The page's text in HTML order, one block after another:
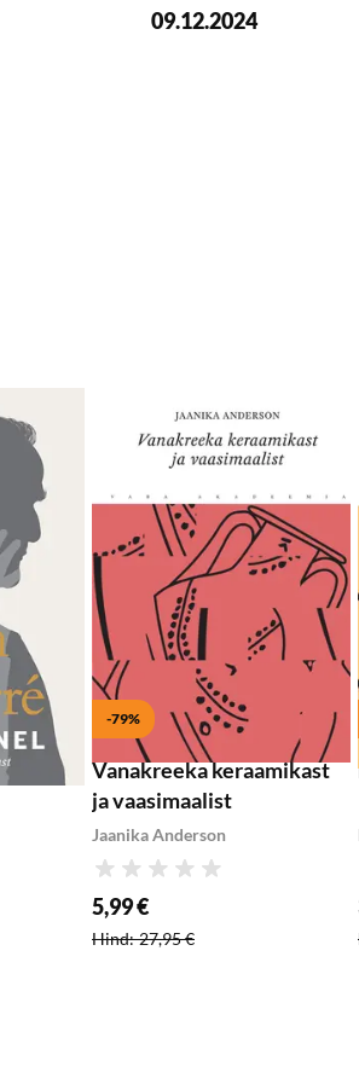
09.12.2024
Lisa soovikorvi
-79%
Vanakreeka keraamikast
ja vaasimaalist
Jaanika Anderson
Hinnang
Soodushind
5,99 €
Hind: 27,95 €
Lisa ostukorvi